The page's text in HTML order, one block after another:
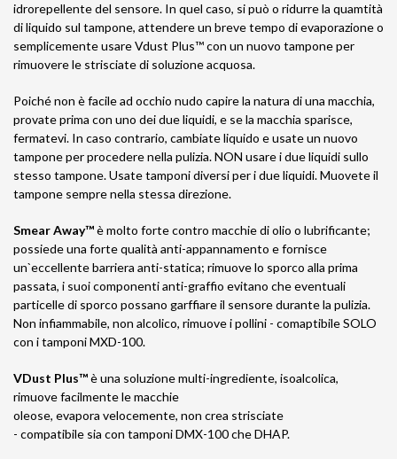
idrorepellente del sensore. In quel caso, si può o ridurre la quamtità
di liquido sul tampone, attendere un breve tempo di evaporazione o
semplicemente usare Vdust Plus™ con un nuovo tampone per
rimuovere le strisciate di soluzione acquosa.
Poiché non è facile ad occhio nudo capire la natura di una macchia,
provate prima con uno dei due liquidi, e se la macchia sparisce,
fermatevi. In caso contrario, cambiate liquido e usate un nuovo
tampone per procedere nella pulizia. NON usare i due liquidi sullo
stesso tampone. Usate tamponi diversi per i due liquidi. Muovete il
tampone sempre nella stessa direzione.
Smear Away™è molto forte contro macchie di olio o lubrificante;
possiede una forte qualità anti-appannamento e fornisce
un`eccellente barriera anti-statica; rimuove lo sporco alla prima
passata, i suoi componenti anti-graffio evitano che eventuali
particelle di sporco possano garffiare il sensore durante la pulizia.
Non infiammabile, non alcolico, rimuove i pollini - comaptibile SOLO
con i tamponi MXD-100.
VDust Plus™è una soluzione multi-ingrediente, isoalcolica,
rimuove facilmente le macchie
oleose, evapora velocemente, non crea strisciate
- compatibile sia con tamponi DMX-100 che DHAP.